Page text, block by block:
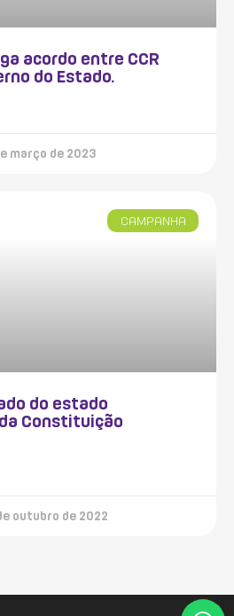
acordo entre CCR
do Estado.
março de 2023
CAMPANHA
do estado
Constituição
outubro de 2022